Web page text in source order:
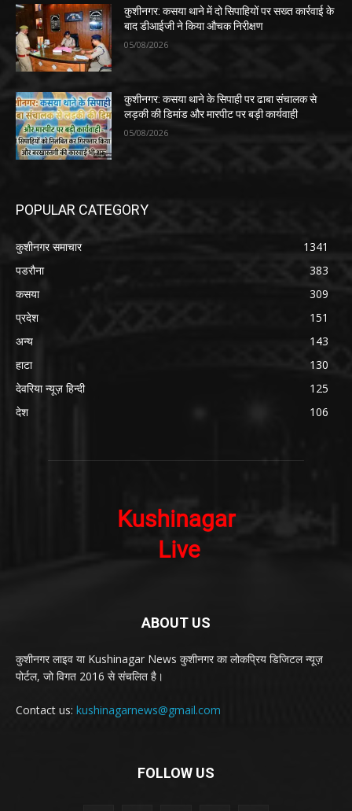
कुशीनगर: कसया थाने में दो सिपाहियों पर सख्त कार्रवाई के
बाद डीआईजी ने किया औचक निरीक्षण
05/08/2026
कुशीनगर: कसया थाने के सिपाही पर ढाबा संचालक से
लड़की की डिमांड और मारपीट पर बड़ी कार्यवाही
05/08/2026
POPULAR CATEGORY
कुशीनगर समाचार
1341
पडरौना
383
कसया
309
प्रदेश
151
अन्य
143
हाटा
130
देवरिया न्यूज़ हिन्दी
125
देश
106
ABOUT US
कुशीनगर लाइव या Kushinagar News कुशीनगर का लोकप्रिय डिजिटल न्यूज़
पोर्टल, जो विगत 2016 से संचलित है।
Contact us: kushinagarnews@gmail.com
FOLLOW US